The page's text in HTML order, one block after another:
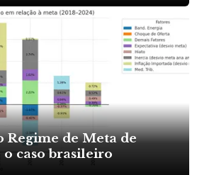
Regime de Meta de
caso brasileiro